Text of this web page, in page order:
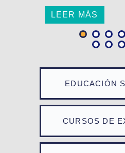
EDUCACIÓN
CURSOS DE
LEER MÁS